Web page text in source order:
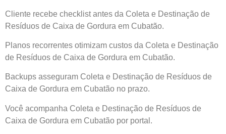
Cliente recebe checklist antes da Coleta e Destinação de
Resíduos de Caixa de Gordura em Cubatão.
Planos recorrentes otimizam custos da Coleta e Destinação
de Resíduos de Caixa de Gordura em Cubatão.
Backups asseguram Coleta e Destinação de Resíduos de
Caixa de Gordura em Cubatão no prazo.
Você acompanha Coleta e Destinação de Resíduos de
Caixa de Gordura em Cubatão por portal.